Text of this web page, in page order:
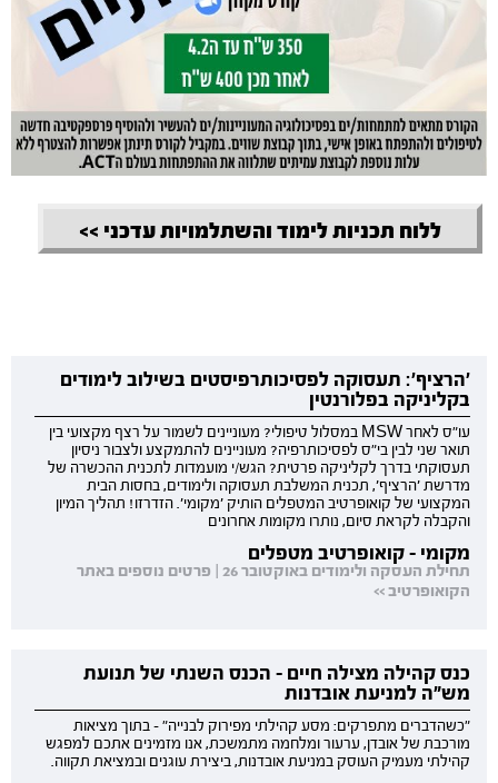
ללוח תכניות לימוד והשתלמויות עדכני >>
'הרציף': תעסוקה לפסיכותרפיסטים בשילוב לימודים
בקליניקה בפלורנטין
עו"ס לאחר MSW במסלול טיפולי? מעוניינים לשמור על רצף מקצועי בין
תואר שני לבין בי"ס לפסיכותרפיה? מעוניינים להתמקצע ולצבור ניסיון
תעסוקתי בדרך לקליניקה פרטית? הגש/י מועמדות לתכנית ההכשרה של
מדרשת 'הרציף', תכנית המשלבת תעסוקה ולימודים, בחסות הבית
המקצועי של קואופרטיב המטפלים הותיק 'מקומי'. הזדרזו! תהליך המיון
והקבלה לקראת סיום, נותרו מקומות אחרונים
מקומי - קואופרטיב מטפלים
תחילת העסקה ולימודים באוקטובר 26 | פרטים נוספים באתר
הקואופרטיב >>
כנס קהילה מצילה חיים - הכנס השנתי של תנועת
מש"ה למניעת אובדנות
"כשהדברים מתפרקים: מסע קהילתי מפירוק לבנייה" - בתוך מציאות
מורכבת של אובדן, ערעור ומלחמה מתמשכת, אנו מזמינים אתכם למפגש
קהילתי מעמיק העוסק במניעת אובדנות, ביצירת עוגנים ובמציאת תקווה.